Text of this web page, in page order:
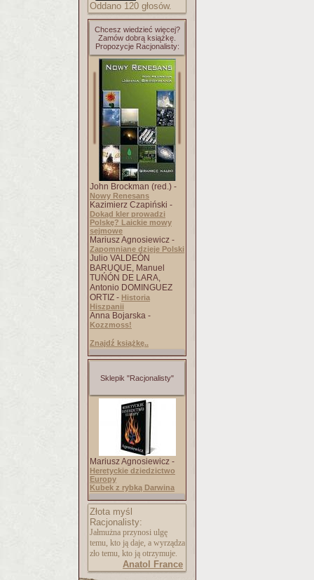
Oddano 120 głosów.
Chcesz wiedzieć więcej?
Zamów dobrą książkę.
Propozycje Racjonalisty:
John Brockman (red.) -
Nowy Renesans
Kazimierz Czapiński -
Dokąd kler prowadzi
Polskę? Laickie mowy
sejmowe
Mariusz Agnosiewicz -
Zapomniane dzieje Polski
Julio VALDEÓN
BARUQUE, Manuel
TUŃÓN DE LARA,
Antonio DOMINGUEZ
ORTIZ - Historia
Hiszpanii
Anna Bojarska -
Kozzmoss!
Znajdź książkę..
Sklepik "Racjonalisty"
Mariusz Agnosiewicz -
Heretyckie dziedzictwo
Europy
Kubek z rybką Darwina
Złota myśl
Racjonalisty:
Jałmużna przynosi ulgę
temu, kto ją daje, a wyrządza
zło temu, kto ją otrzymuje.
Anatol France